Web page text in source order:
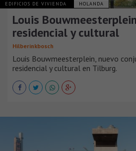
EDIFICIOS DE VIVIENDA HOLANDA
Louis
residencial y cultural
Hilberinkbosch
Louis Bouwmeesterplein, nuevo
residencial y cultural en Tilburg.